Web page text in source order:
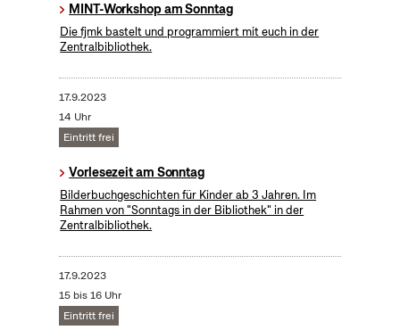
MINT-Workshop am Sonntag
Die fjmk bastelt und programmiert mit euch in der
Zentralbibliothek.
17.9.2023
14 Uhr
Eintritt frei
Vorlesezeit am Sonntag
Bilderbuchgeschichten für Kinder ab 3 Jahren. Im
Rahmen von "Sonntags in der Bibliothek" in der
Zentralbibliothek.
17.9.2023
15 bis 16 Uhr
Eintritt frei